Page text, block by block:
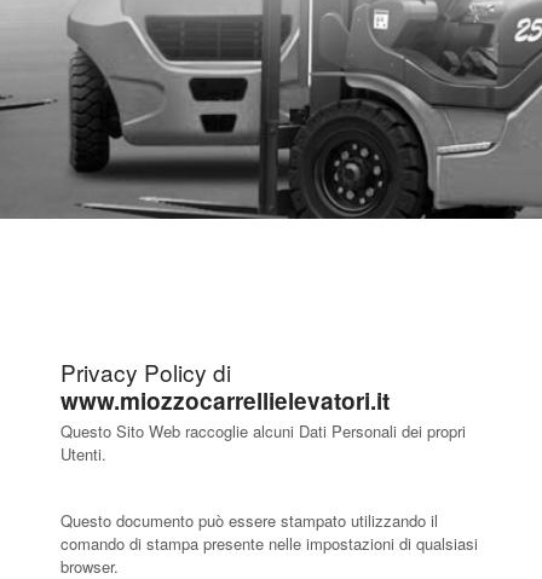
Privacy Policy di
www.miozzocarrellielevatori.it
Questo Sito Web raccoglie alcuni Dati Personali dei propri
Utenti.
Questo documento può essere stampato utilizzando il
comando di stampa presente nelle impostazioni di qualsiasi
browser.